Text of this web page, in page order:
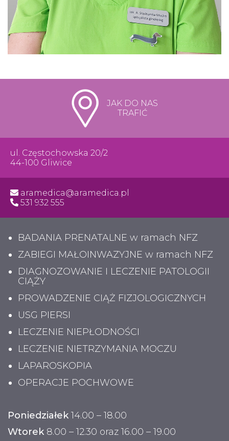
JAK DO NAS
TRAFIĆ
ul. Częstochowska 20/2
44-100 Gliwice
aramedica@aramedica.pl
531 932 555
BADANIA PRENATALNE w ramach NFZ
ZABIEGI MAŁOINWAZYJNE w ramach NFZ
DIAGNOZOWANIE I LECZENIE PATOLOGII
CIĄŻY
PROWADZENIE CIĄŻ FIZJOLOGICZNYCH
USG PIERSI
LECZENIE NIEPŁODNOŚCI
LECZENIE NIETRZYMANIA MOCZU
LAPAROSKOPIA
OPERACJE POCHWOWE
Poniedziałek 14.00 – 18.00
Wtorek 8.00 – 12.30 oraz 16.00 – 19.00